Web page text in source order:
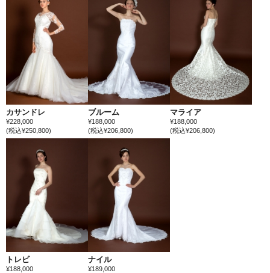
カサンドレ
¥228,000
(税込¥250,800)
ブルーム
¥188,000
(税込¥206,800)
マライア
¥188,000
(税込¥206,800)
トレビ
¥188,000
ナイル
¥189,000